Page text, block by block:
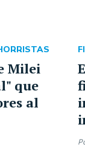
Milei
que
al